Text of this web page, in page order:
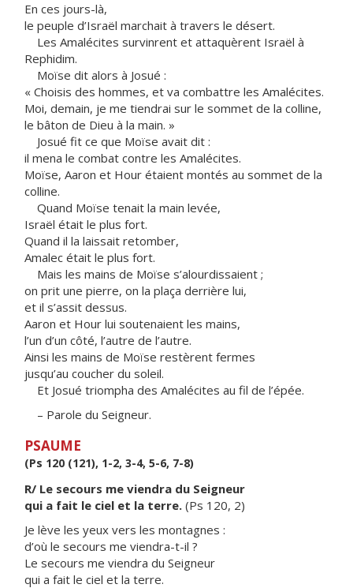
En ces jours-là,
le peuple d’Israël marchait à travers le désert.
Les Amalécites survinrent et attaquèrent Israël à
Rephidim.
Moïse dit alors à Josué :
« Choisis des hommes, et va combattre les Amalécites.
Moi, demain, je me tiendrai sur le sommet de la colline,
le bâton de Dieu à la main. »
Josué fit ce que Moïse avait dit :
il mena le combat contre les Amalécites.
Moïse, Aaron et Hour étaient montés au sommet de la
colline.
Quand Moïse tenait la main levée,
Israël était le plus fort.
Quand il la laissait retomber,
Amalec était le plus fort.
Mais les mains de Moïse s’alourdissaient ;
on prit une pierre, on la plaça derrière lui,
et il s’assit dessus.
Aaron et Hour lui soutenaient les mains,
l’un d’un côté, l’autre de l’autre.
Ainsi les mains de Moïse restèrent fermes
jusqu’au coucher du soleil.
Et Josué triompha des Amalécites au fil de l’épée.
– Parole du Seigneur.
PSAUME
(Ps 120 (121), 1-2, 3-4, 5-6, 7-8)
R/ Le secours me viendra du Seigneur
qui a fait le ciel et la terre. (Ps 120, 2)
Je lève les yeux vers les montagnes :
d’où le secours me viendra-t-il ?
Le secours me viendra du Seigneur
qui a fait le ciel et la terre.